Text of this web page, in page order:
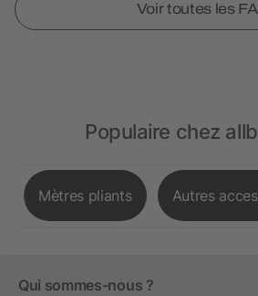
Voir toutes les
Populaire chez
Mètres pliants Autres
Qui sommes-nous ?